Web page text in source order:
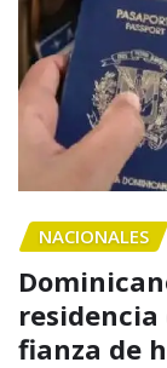
NACIONALES
residencia
fianza de